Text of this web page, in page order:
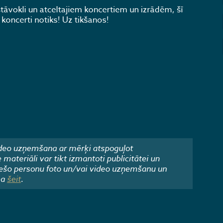
un atceltajiem koncertiem un izrādēm, šī
notiks! Uz tikšanos!
uzņemšana ar mērķi atspoguļot
materiāli var tikt izmantoti publicitātei un
personu foto un/vai video uzņemšanu un
šeit.